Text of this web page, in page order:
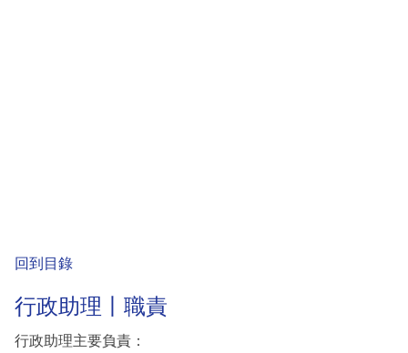
回到目錄
行政助理丨職責
行政助理主要負責：